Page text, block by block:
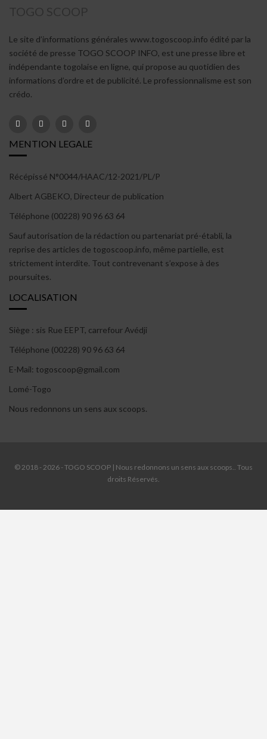
Le site d’informations générales www.togoscoop.info édité par la
société de presse TOGO SCOOP INFO, est une presse libre et
indépendante togolaise en ligne, qui propose au quotidien des
informations d’ordre et de publicité. Le professionnalisme est son
crédo.
MENTION LEGALE
Récépissé N°0044/HAAC/12-2021/PL/P
Albert AGBEKO, Directeur de publication
Téléphone (00228) 90 96 63 64
Sauf autorisation de la rédaction ou partenariat pré-établi, la
reprise des articles de togoscoop.info, même partielle, est
strictement interdite. Tout contrevenant s’expose à des
poursuites.
LOCALISATION
Siège : sis Rue EEPT, carrefour Avédji
Téléphone (00228) 90 96 63 64
E-Mail: togoscoop@gmail.com
Lomé-Togo
Nous redonnons un sens aux scoops.
© 2018 - 2026 - TOGO SCOOP | Nous redonnons un sens aux scoops.. Tous
droits Réservés.